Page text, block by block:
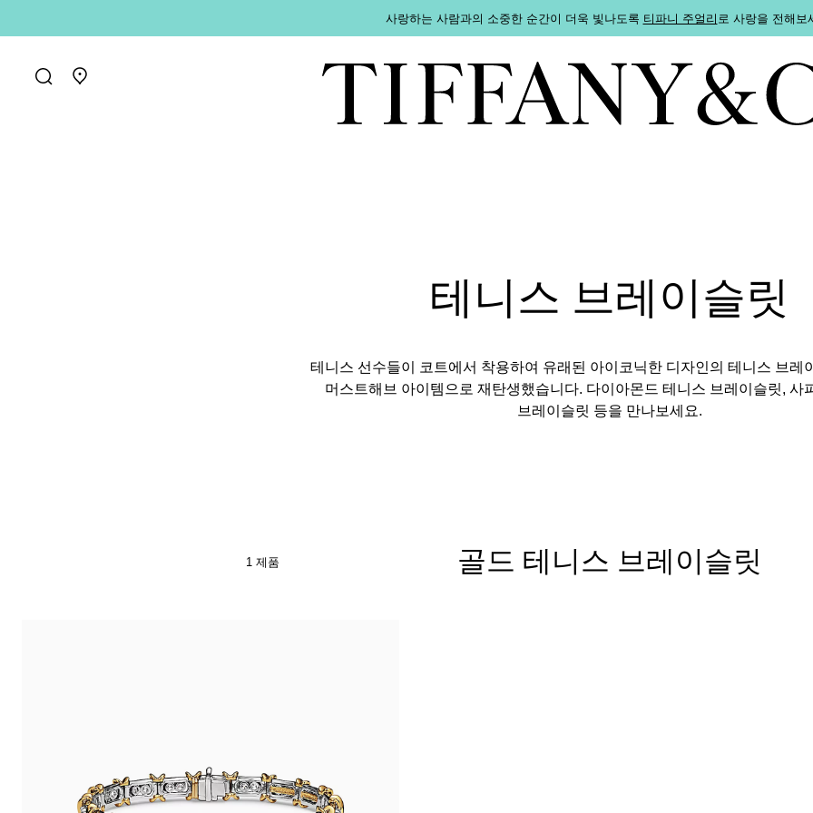
사랑하는 사람과의 소중한 순간이 더욱 빛나도록 티파니 주얼리로 사랑을 전해보
매장 찾기로 가기
테니스 브레이슬릿
테니스 선수들이 코트에서 착용하여 유래된 아이코닉한 디자인의 테니스 브레
머스트해브 아이템으로 재탄생했습니다. 다이아몬드 테니스 브레이슬릿, 사
브레이슬릿 등을 만나보세요.
1 제품 골드 테니스 브레이슬릿